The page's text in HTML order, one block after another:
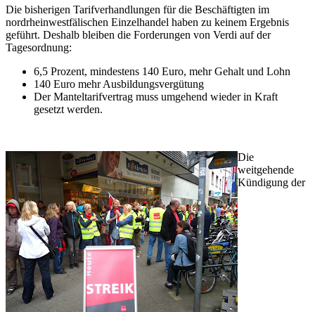
Die bisherigen Tarifverhandlungen für die Beschäftigten im
nordrheinwestfälischen Einzelhandel haben zu keinem Ergebnis
geführt. Deshalb bleiben die Forderungen von Verdi auf der
Tagesordnung:
6,5 Prozent, mindestens 140 Euro, mehr Gehalt und Lohn
140 Euro mehr Ausbildungsvergütung
Der Manteltarifvertrag muss umgehend wieder in Kraft
gesetzt werden.
Die
weitgehende
Kündigung der